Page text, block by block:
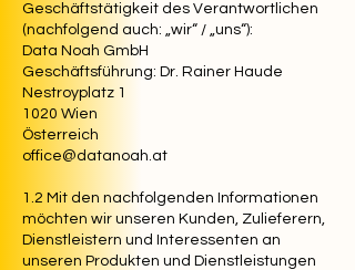
Geschäftstätigkeit des Verantwortlichen
(nachfolgend auch: „wir“ / „uns“):
Data Noah GmbH
Geschäftsführung: Dr. Rainer Haude
Nestroyplatz 1
1020 Wien
Österreich
office@datanoah.at
1.2 Mit den nachfolgenden Informationen
möchten wir unseren Kunden, Zulieferern,
Dienstleistern und Interessenten an
unseren Produkten und Dienstleistungen